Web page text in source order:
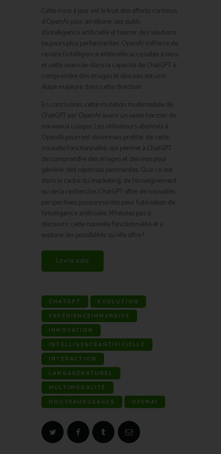
Cette mise à jour est le fruit des efforts continus
d’OpenAI pour améliorer ses outils
d’intelligence artificielle et fournir des solutions
toujours plus performantes. OpenAI s’efforce de
rendre l’intelligence artificielle accessible à tous,
et cette avancée dans la capacité de ChatGPT à
comprendre des images et des voix est une
étape majeure dans cette direction.
En conclusion, cette mutation multimodale de
ChatGPT par OpenAI ouvre un vaste horizon de
nouveaux usages. Les utilisateurs abonnés à
OpenAI pourront désormais profiter de cette
nouvelle fonctionnalité, qui permet à ChatGPT
de comprendre des images et des voix pour
générer des réponses pertinentes. Que ce soit
dans le cadre du marketing, de l’enseignement
ou de la recherche, ChatGPT offre de nouvelles
perspectives passionnantes pour l’utilisation de
l’intelligence artificielle. N’hésitez pas à
découvrir cette nouvelle fonctionnalité et à
explorer les possibilités qu’elle offre !
Lire la suite
CHATGPT EVOLUTION
EXPÉRIENCEIMMERSIVE
INNOVATION
INTELLIGENCEARTIFICIELLE
INTERACTION
LANGAGENATUREL
MULTIMODALITÉ
NOUVEAUXUSAGES OPENAI